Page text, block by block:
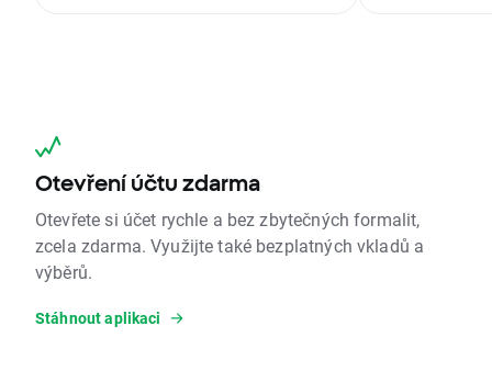
Otevření účtu zdarma
Otevřete si účet rychle a bez zbytečných formalit,
zcela zdarma. Využijte také bezplatných vkladů a
výběrů.
Stáhnout aplikaci